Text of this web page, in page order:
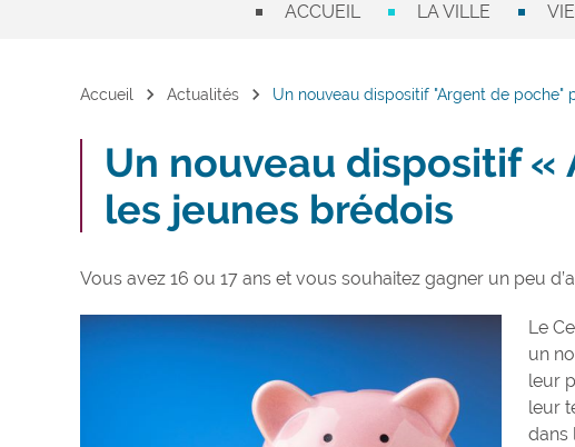
ACCUEIL LA VILLE
Accueil chevron_right Actualités chevron_right Un nouveau dispositif "Argent de poche"
Un nouveau dispositif
les jeunes brédois
Vous avez 16 ou 17 ans et vous souhaitez gagner un peu
Le
un
leur
leur
dans